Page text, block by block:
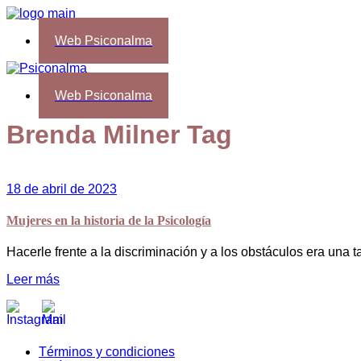
Web Psiconalma
Web Psiconalma
Brenda Milner Tag
18 de abril de 2023
Mujeres en la historia de la Psicología
Hacerle frente a la discriminación y a los obstáculos era una
Leer más
Términos y condiciones